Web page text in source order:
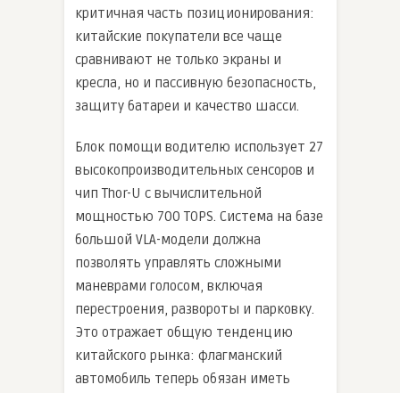
критичная часть позиционирования:
китайские покупатели все чаще
сравнивают не только экраны и
кресла, но и пассивную безопасность,
защиту батареи и качество шасси.
Блок помощи водителю использует 27
высокопроизводительных сенсоров и
чип Thor-U с вычислительной
мощностью 700 TOPS. Система на базе
большой VLA-модели должна
позволять управлять сложными
маневрами голосом, включая
перестроения, развороты и парковку.
Это отражает общую тенденцию
китайского рынка: флагманский
автомобиль теперь обязан иметь